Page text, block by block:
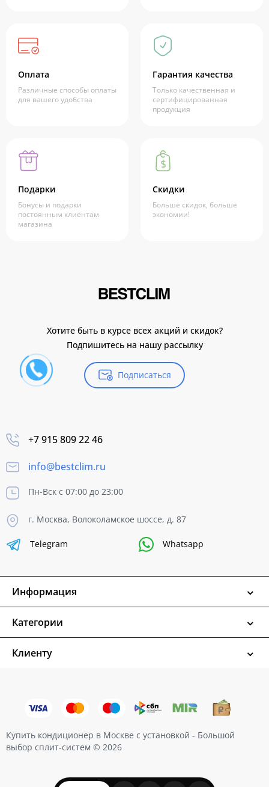
Оплата
Различные способы оплаты
для вашего удобства
Гарантия качества
Только качественная и
сертифицированная
продукция
Подарки
Бонусы и подарки
постоянным клиентам
магазина
Скидки
Больше скидок, больше
экономии!
Хотите быть в курсе всех акций и скидок?
Подпишитесь на нашу рассылку
Подписаться
+7 915 809 22 46
info@bestclim.ru
Пн-Вск с 07:00 до 23:00
г. Москва, Волоколамское шоссе, д. 87
Telegram Whatsapp
Информация
Категории
Клиенту
Купить кондиционер в Москве с установкой - Большой
выбор сплит-систем © 2026